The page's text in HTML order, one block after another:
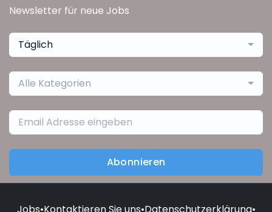
Newsletter für neue Jobs
Täglich
Alle Kategorien
Abonnieren
Jobs•Kontaktieren Sie uns•Datenschutzerklärung•